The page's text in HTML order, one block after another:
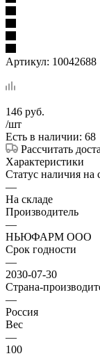
Артикул: 10042688
146 руб.
/шт
Есть в наличии: 68
Рассчитать
Характеристики
Статус наличия на
—
На складе
Производитель
—
НЬЮФАРМ ООО
Срок годности
—
2030-07-30
Страна-
—
Россия
Вес
—
100